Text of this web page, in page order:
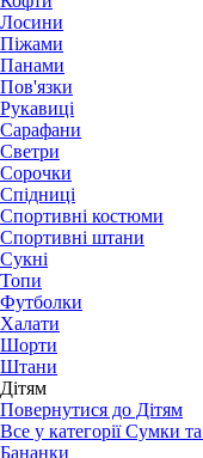
Лосини
Піжами
Панами
Пов'язки
Рукавиці
Сарафани
Светри
Сорочки
Спідниці
Спортивні костюми
Спортивні штани
Сукні
Топи
Футболки
Халати
Шорти
Штани
Дітям
Повернутися до Дітям
Все у категорії Сумки
Бананки